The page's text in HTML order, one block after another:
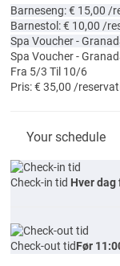
Barneseng: € 15,00 /
Barnestol: € 10,00 /
Spa Voucher -
Spa Voucher -
Fra 5/3 Til 10/6
Pris: € 35,00 /
Your schedule
Check-in tid Hver dag
Check-out tidFør